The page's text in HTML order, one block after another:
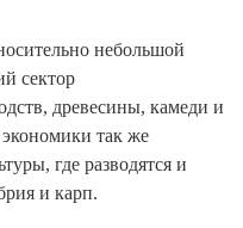
небольшой
сектор
древесины, камеди и
так же
где разводятся и
и карп.